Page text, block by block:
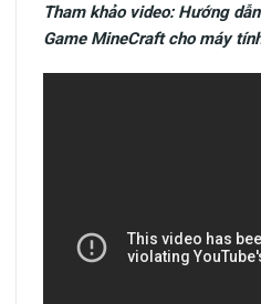
Tham khảo video: Hướng
Game MineCraft cho máy